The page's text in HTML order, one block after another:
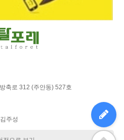
축로 312 (주안동) 527호
주성